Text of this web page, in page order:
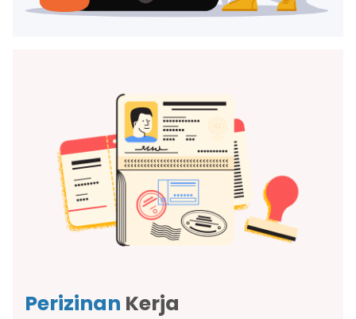
Perizinan Kerja